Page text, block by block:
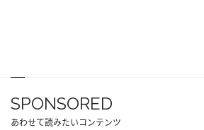
SPONSORED
あわせて読みたいコンテンツ